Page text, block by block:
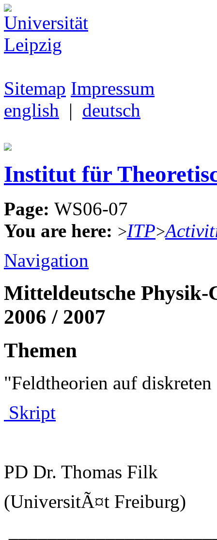
Sitemap Impressum
english | deutsch
Institut für
Page: WS06-07
You are here: >ITP>
Navigation
Mitteldeutsche Physik-
2006 / 2007
Themen
"Feldtheorien auf
Skript
PD Dr. Thomas Filk
(UniversitÃ¤t Freiburg)